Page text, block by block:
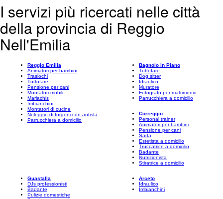
I servizi più ricercati nelle città
della provincia di Reggio
Nell'Emilia
Reggio Emilia
Animatori per bambini
Traslochi
Tuttofare
Pensione per cani
Montatori mobili
Mariachis
Imbianchini
Montatori di cucine
Noleggio di furgoni con autista
Parrucchiera a domicilio
Bagnolo in Piano
Tuttofare
Dog sitter
Idraulico
Muratore
Fotografo per matrimonio
Parrucchiera a domicilio
Correggio
Personal trainer
Animatori per bambini
Pensione per cani
Sarta
Estetista a domicilio
Truccatrice a domicilio
Badante
Nutrizionista
Stiratrice a domicilio
Guastalla
DJs professionisti
Badante
Pulizie domestiche
Arceto
Idraulico
Imbianchini